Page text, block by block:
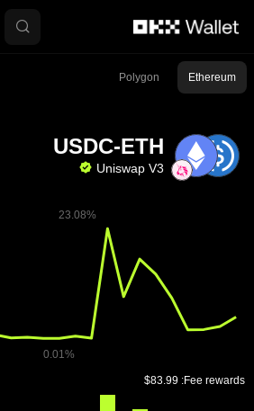
Ethereum
Polygon
USDC-ETH
Uniswap V3
Fee rewards: